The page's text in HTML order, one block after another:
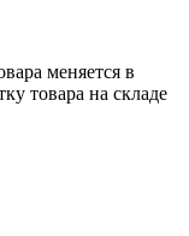
меняется в
товара на складе